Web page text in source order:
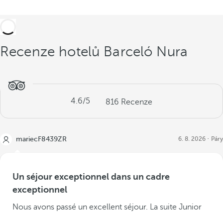
Recenze hotelů Barceló Nura
4.6/5 816 Recenze
mariecF8439ZR 6. 8. 2026 Páry
Un séjour exceptionnel dans un cadre
exceptionnel
Nous avons passé un excellent séjour. La suite Junior